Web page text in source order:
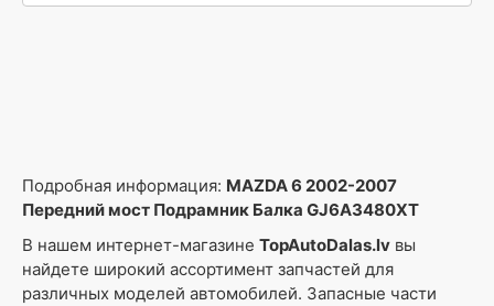
Подробная информация: MAZDA 6 2002-2007
Передний мост Подрамник Балка GJ6A3480XT
В нашем интернет-магазине TopAutoDalas.lv вы
найдете широкий ассортимент запчастей для
различных моделей автомобилей. Запасные части